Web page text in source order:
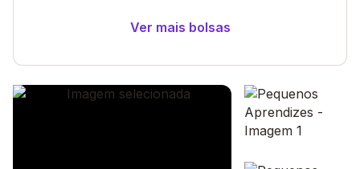
Ver mais bolsas
Galeria de imagem